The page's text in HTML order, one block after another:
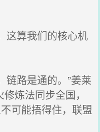
这算我们的核心机
路是通的。”姜莱
炼法同步全国，
可能捂得住，联盟